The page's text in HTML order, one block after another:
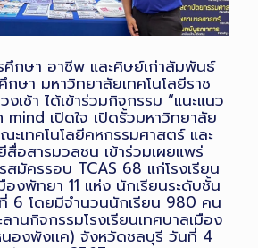
รศึกษา อาชีพ และศิษย์เก่าสัมพันธ์
า มหาวิทยาลัยเทคโนโลยีราช
เช้า ได้เข้าร่วมกิจกรรม “แนะแนว
เปิดใจ เปิดรั้วมหาวิทยาลัย
ะเทคโนโลยีคหกรรมศาสตร์ และ
สื่อสารมวลชน เข้าร่วมเผยแพร่
สมัครรอบ TCAS 68 แก่โรงเรียน
องพัทยา 11 แห่ง นักเรียนระดับชั้น
6 โดยมีจำนวนนักเรียน 980 คน
นกิจกรรมโรงเรียนเทศบาลเมือง
องพังเเค) จังหวัดชลบุรี วันที่ 4